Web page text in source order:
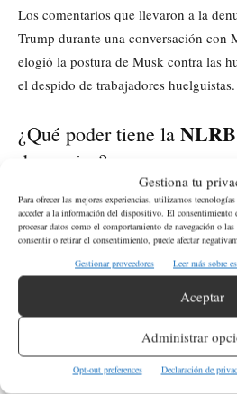
Gestiona tu
Para ofrecer las mejores experiencias, utilizamos
acceder a la información del dispositivo. El consentimiento
procesar datos como el comportamiento de navegación o
consentir o retirar el consentimiento, puede afectar
Gestionar proveedores
Leer más sobre
Aceptar
Administrar
Opt-out preferences Declaración de
Los comentarios que llevaron a la
Trump durante una conversación con
elogió la postura de Musk contra las
el despido de trabajadores huelguistas.
¿Qué poder tiene la NLRB
denuncias?
LaNLRBtiene un poder limitado
decisiones iniciales pueden ser
resolución favorable al UAWpodría
los trabajadores y enviar un mensaje
ETIQUETAS Musk Trump UAW